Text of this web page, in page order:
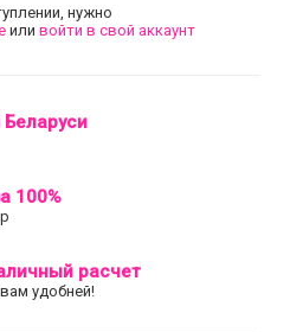
нужно
или войти в свой аккаунт
100%
расчет
удобней!